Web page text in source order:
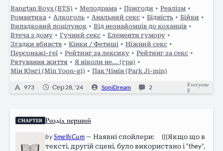
слова…
Bangtan Boys (BTS) • Мелодрама • Пригоди • Реалізм •
Романтика • Алкоголь • Анальний секс • Бідність • Бійки •
Випадковий поцілунок • Від незнайомців до коханців •
Втеча з дому • Гучний секс • Елементи гумору •
Згадки вбивств • Кінки / Фетиші • Ніжний секс •
Персонажі-геї • Рейтинг за лексику • Рейтинг за секс •
Рятування життя • Я ніколи не... (гра) •
Мін Юнгі (Min Yoon-gi) • Пак Чімін (Park Ji-min)
973 Сер 28, '24 SoniDream 2
Everyone
E
CHAPTER Розділ перший
bySmellsCum — Наявні спойлери: (((Якщо що в
тексті, другій сцені, було використано і “they”,